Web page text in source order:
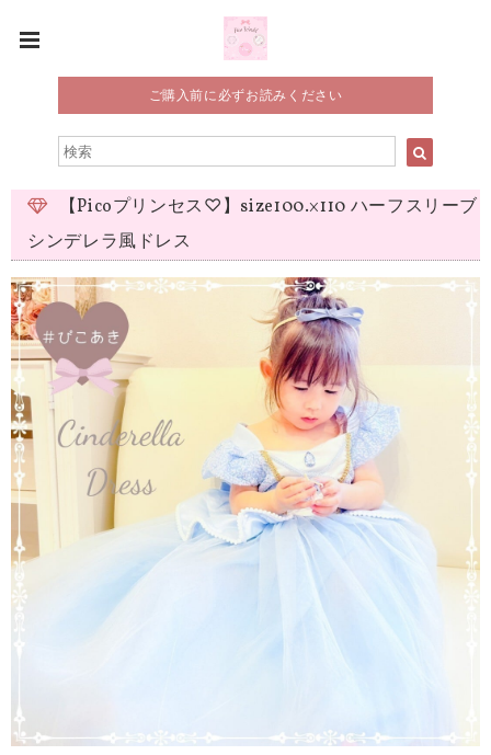
ご購入前に必ずお読みください
【Picoプリンセス♡】size100.×110 ハーフスリーブ
シンデレラ風ドレス